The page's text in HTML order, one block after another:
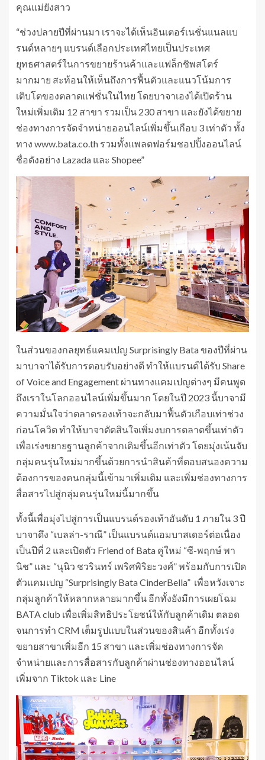
คุณแม่ยังสาว
“ช่วงปลายปีที่ผ่านมา เราจะได้เห็นอินเตอร์เนชั่นแนลแบ
รนด์หลายๆ แบรนด์เลือกประเทศไทยเป็นประเทศ
ยุทธศาสตร์ในการขยายร้านค้าและแฟล็กชิพสโตร์
มากมาย สะท้อนให้เห็นถึงการฟื้นตัวและแนวโน้มการ
เติบโตของตลาดแฟชั่นในไทย โดยบาจาเองได้เปิดร้าน
ใหม่เพิ่มเติม 12 สาขา รวมเป็น 230 สาขา และยังได้ขยาย
ช่องทางการจัดจำหน่ายออนไลน์เพิ่มขึ้นเกือบ 3 เท่าตัว ทั้ง
ทาง www.bata.co.th รวมทั้งแพลตฟอร์มชอปปิ้งออนไลน์
ชื่อดังอย่าง Lazada และ Shopee”
ในส่วนของกลยุทธ์แคมเปญ Surprisingly Bata ของปีที่ผ่าน
มาบาจาได้รับการตอบรับอย่างดี ทำให้แบรนด์ได้รับ Share
of Voice and Engagement ผ่านทางแคมเปญต่างๆ มีคนพูด
ถึงเราในโลกออนไลน์เพิ่มขึ้นมาก โดยในปี 2023 นี้บาจามี
ความมั่นใจว่าตลาดรองเท้าจะกลับมาฟื้นตัวเกือบเท่าช่วง
ก่อนโควิด ทำให้บาจาตัดสินใจเพิ่มงบการตลาดขึ้นเท่าตัว
เพื่อเร่งขยายฐานลูกค้าจากเดิมขึ้นอีกเท่าตัว โดยมุ่งเน้นจับ
กลุ่มคนรุ่นใหม่มากขึ้นด้วยการนำสินค้าที่ตอบสนองความ
ต้องการของคนกลุ่มนี้เข้ามาเพิ่มเติม และเพิ่มช่องทางการ
สื่อสารไปสู่กลุ่มคนรุ่นใหม่นี้มากขึ้น
ทั้งนี้เพื่อมุ่งไปสู่การเป็นแบรนด์รองเท้าอันดับ 1 ภายใน 3 ปี
บาจาดึง “เบลล่า-ราณี” เป็นแบรนด์แอมบาสเดอร์ต่อเนื่อง
เป็นปีที่ 2 และเปิดตัว Friend of Bata คู่ใหม่ “ซี-พฤกษ์ พา
นิช” และ “นุนิว ชวรินทร์ เพริศพิริยะวงศ์” พร้อมกับการเปิด
ตัวแคมเปญ “Surprisingly Bata CinderBella” เพื่อหวังเจาะ
กลุ่มลูกค้าให้หลากหลายมากขึ้น อีกทั้งยังมีการเผยโฉม
BATA club เพื่อเพิ่มสิทธิประโยชน์ให้กับลูกค้าเดิม ตลอด
จนการทำ CRM เต็มรูปแบบในส่วนของสินค้า อีกทั้งเร่ง
ขยายสาขาเพิ่มอีก 15 สาขา และเพิ่มช่องทางการจัด
จำหน่ายและการสื่อสารกับลูกค้าผ่านช่องทางออนไลน์
เพิ่มจาก Tiktok และ Line